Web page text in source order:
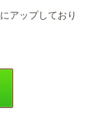
にアップしており